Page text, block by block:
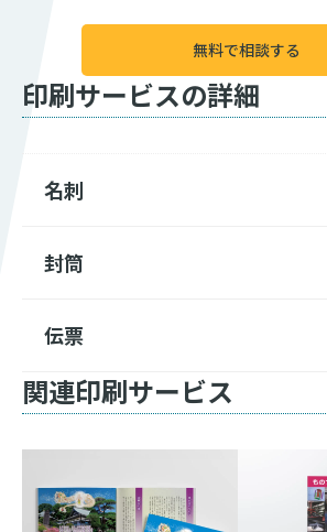
無料で相談する
印刷サービスの詳細
名刺
封筒
伝票
関連印刷サービス